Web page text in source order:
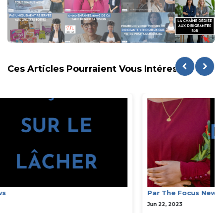
Ces Articles Pourraient Vous Intéresser